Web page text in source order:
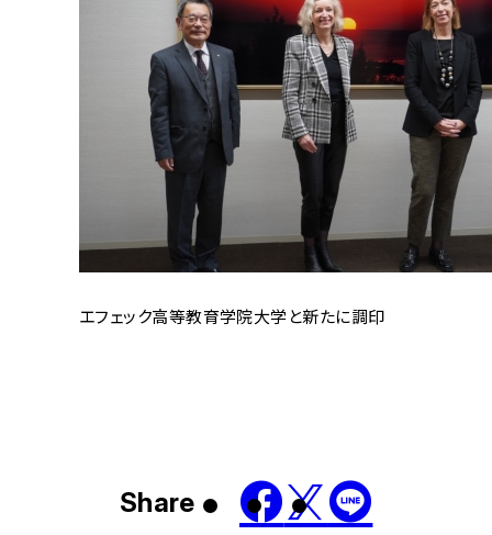
エフェック高等教育学院大学と新たに調印
Share